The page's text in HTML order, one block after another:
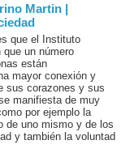
Martin |
que el Instituto
que un número
están
mayor conexión y
sus corazones y sus
manifiesta de muy
por ejemplo la
de uno mismo y de los
y también la voluntad